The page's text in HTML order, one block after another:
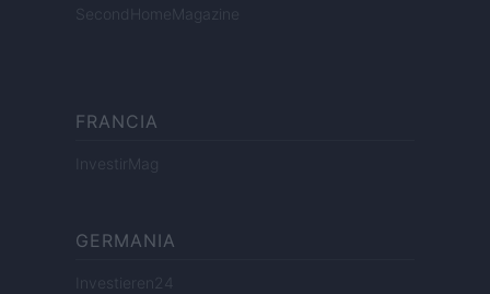
SecondHomeMagazine
FRANCIA
InvestirMag
GERMANIA
Investieren24